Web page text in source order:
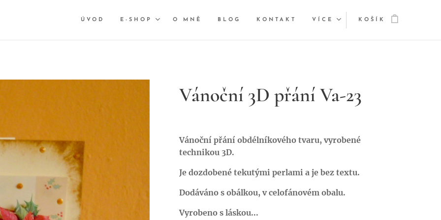
ÚVOD E-SHOP O MNĚ BLOG KONTAKT VÍCE KOŠÍK
Vánoční 3D přání Va-23
Vánoční přání obdélníkového tvaru, vyrobené
technikou 3D.
Je dozdobené tekutými perlami a je bez textu.
Dodáváno s obálkou, v celofánovém obalu.
Vyrobeno s láskou...